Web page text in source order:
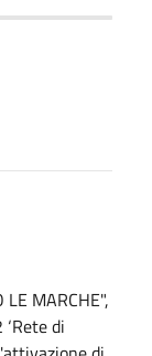
MARCHE",
di